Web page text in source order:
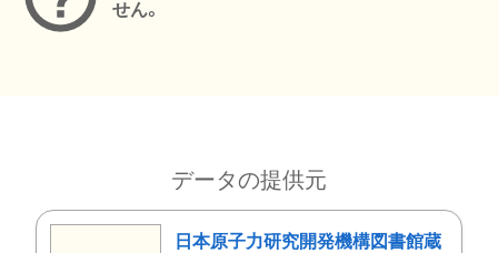
せん。
データの提供元
日本原子力研究開発機構図書館蔵